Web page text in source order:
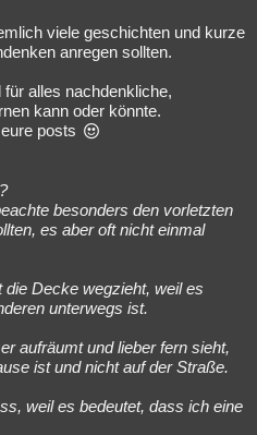
viele geschichten und kurze
anregen sollten.
alles nachdenkliche,
kann oder könnte.
posts
besonders den vorletzten
es aber oft nicht einmal
die Decke wegzieht, weil es
unterwegs ist.
aufräumt und lieber fern sieht,
ist und nicht auf der Straße.
weil es bedeutet, dass ich eine